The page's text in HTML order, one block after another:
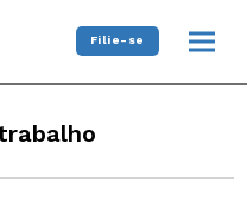
Filie-se